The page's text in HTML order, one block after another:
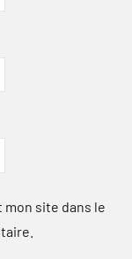
site dans le